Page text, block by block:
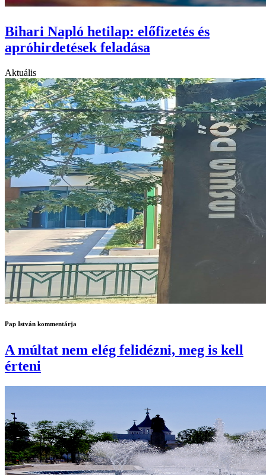
Bihari Napló hetilap: előfizetés és
apróhirdetések feladása
Aktuális
Pap István kommentárja
A múltat nem elég felidézni, meg is kell
érteni